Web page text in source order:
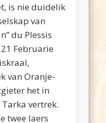
is nie duidelik
van
du Plessis
Februarie
van Oranje-
het in
vertrek.
twee laers